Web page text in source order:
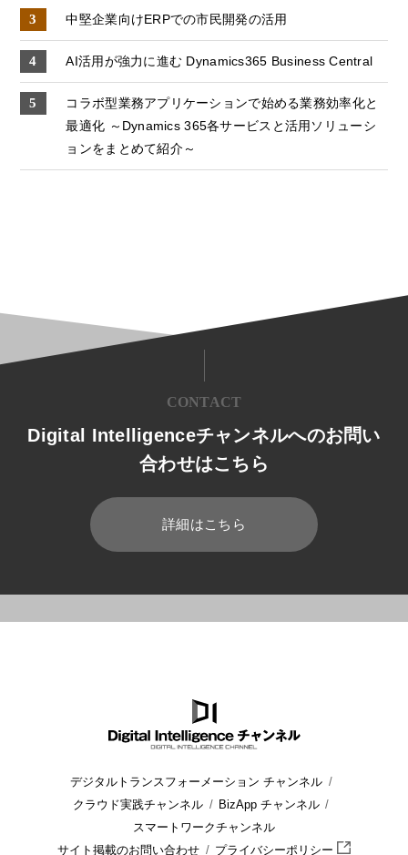
中堅企業向けERPでの市⺠開発の活用
AI活用が強力に進む Dynamics365 Business Central
コラボ型業務アプリケーションで始める業務効率化と
最適化 ～Dynamics 365各サービスと活用ソリューシ
ョンをまとめて紹介～
CONTACT
Digital Intelligenceチャンネルへのお問い
合わせはこちら
詳細はこちら
デジタルトランスフォーメーション チャンネル
クラウド実践チャンネル
BizApp チャンネル
スマートワークチャンネル
サイト掲載のお問い合わせ
プライバシーポリシー